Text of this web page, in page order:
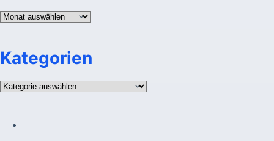
Archiv
Kategorien
Kategorien